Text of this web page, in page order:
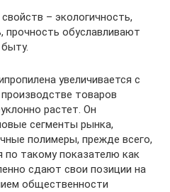
– экологичность,
прочность обуславливают
увеличивается с
товаров
растет. Он
сегменты рынка,
полимеры, прежде всего,
по такому показателю как
сдают свои позиции на
общественности